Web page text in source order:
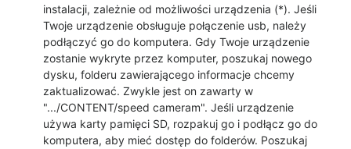
instalacji, zależnie od możliwości urządzenia (*). Jeśli
Twoje urządzenie obsługuje połączenie usb, należy
podłączyć go do komputera. Gdy Twoje urządzenie
zostanie wykryte przez komputer, poszukaj nowego
dysku, folderu zawierającego informacje chcemy
zaktualizować. Zwykle jest on zawarty w
".../CONTENT/speed cameram". Jeśli urządzenie
używa karty pamięci SD, rozpakuj go i podłącz go do
komputera, aby mieć dostęp do folderów. Poszukaj